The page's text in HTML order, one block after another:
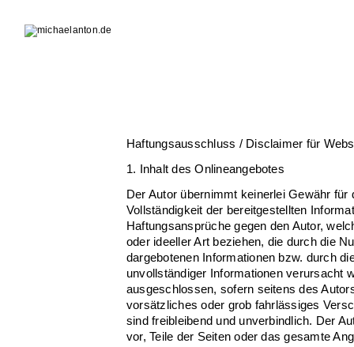
Haftungsausschluss / Disclaimer für
1. Inhalt des Onlineangebotes
Der Autor übernimmt keinerlei Gewähr für
Vollständigkeit der bereitgestellten
Haftungsansprüche gegen den Autor,
oder ideeller Art beziehen, die durch die
dargebotenen Informationen bzw. durch
unvollständiger Informationen verursacht
ausgeschlossen, sofern seitens des
vorsätzliches oder grob fahrlässiges
sind freibleibend und unverbindlich. Der
vor, Teile der Seiten oder das gesamte